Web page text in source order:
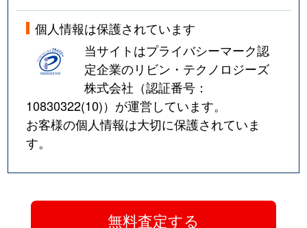
個人情報は保護されています
当サイトはプライバシーマーク認
定企業のリビン・テクノロジーズ
株式会社（認証番号：
10830322(10)）が運営しています。
お客様の個人情報は大切に保護されていま
す。